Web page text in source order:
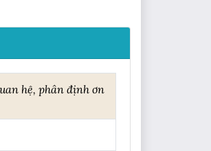
hệ, phân định ơn